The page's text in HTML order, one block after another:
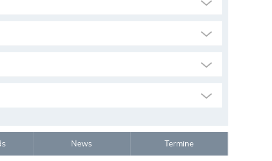
News Termine